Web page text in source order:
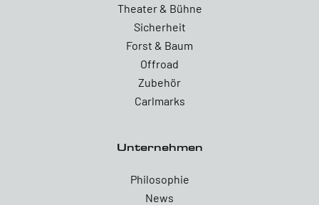
Theater & Bühne
Sicherheit
Forst & Baum
Offroad
Zubehör
Carlmarks
Unternehmen
Philosophie
News